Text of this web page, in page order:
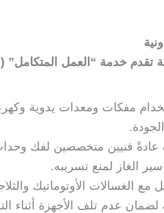
مفكات ومعدات يدوية
عادةً فنيين متخصصين لفك
الغاز لمنع تسريبه.
مع الغسالات الأوتوماتيك
لضمان عدم تلف الأجهزة أثناء